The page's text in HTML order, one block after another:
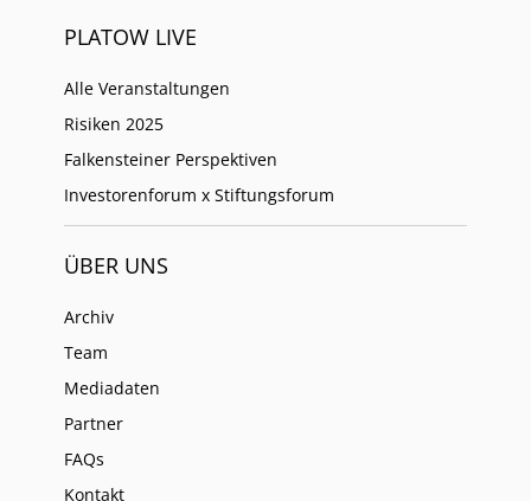
PLATOW LIVE
Alle Veranstaltungen
Risiken 2025
Falkensteiner Perspektiven
Investorenforum x Stiftungsforum
ÜBER UNS
Archiv
Team
Mediadaten
Partner
FAQs
Kontakt